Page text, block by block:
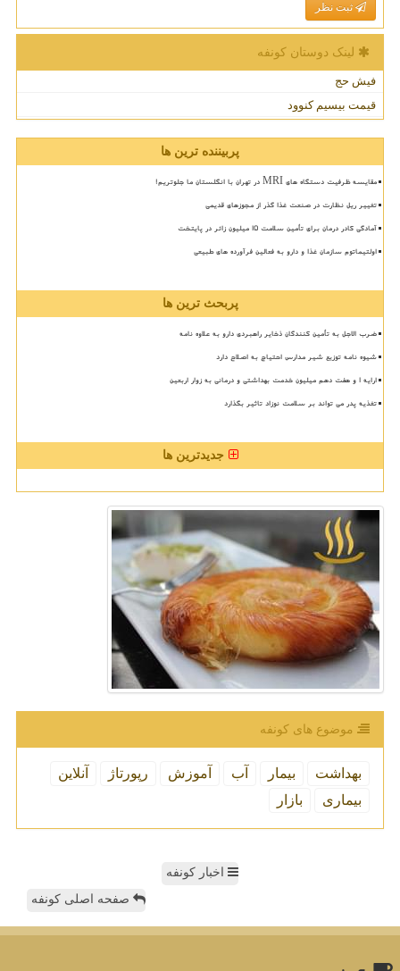
ثبت نظر
لینک دوستان كونفه
فیش حج
قیمت بیسیم کنوود
پربیننده ترین ها
مقایسه ظرفیت دستگاه های MRI در تهران با انگلستان ما جلوتریم!
تغییر ریل نظارت در صنعت غذا گذر از مجوزهای قدیمی
آمادگی کادر درمان برای تأمین سلامت 15 میلیون زائر در پایتخت
اولتیماتوم سازمان غذا و دارو به فعالین فرآورده های طبیعی
پربحث ترین ها
ضرب الاجل به تأمین کنندگان ذخایر راهبردی دارو به علاوه نامه
شیوه نامه توزیع شیر مدارس احتیاج به اصلاح دارد
ارایه ۱ و هفت دهم میلیون خدمت بهداشتی و درمانی به زوار اربعین
تغذیه پدر می تواند بر سلامت نوزاد تاثیر بگذارد
جدیدترین ها
موضوع های كونفه
بهداشت بیمار آب آموزش رپورتاژ
آنلاین
بیماری
بازار
اخبار کونفه
صفحه اصلی کونفه